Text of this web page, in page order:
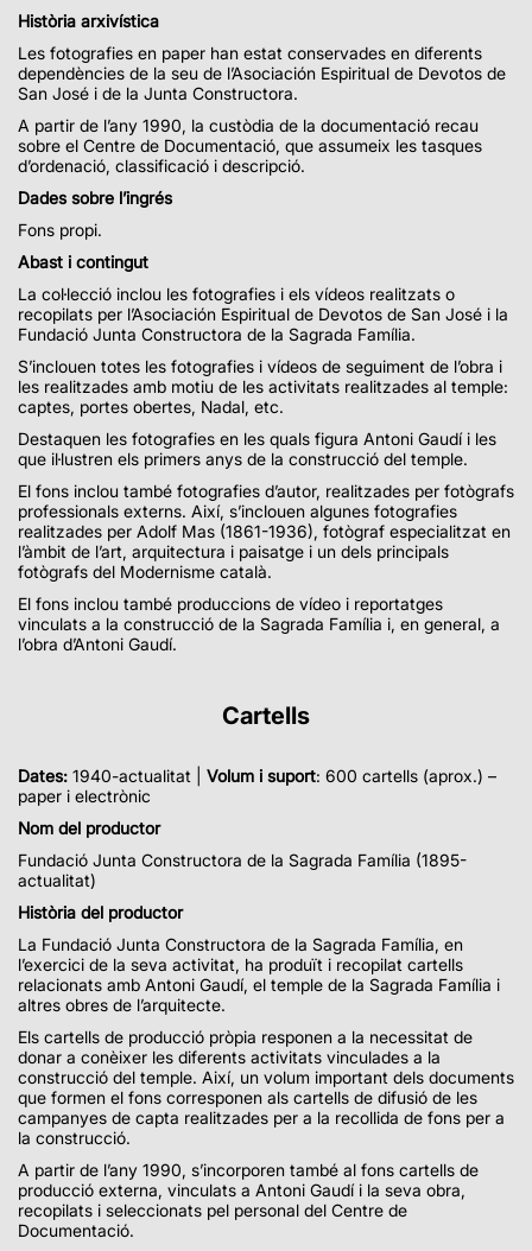
Història arxivística
Les fotografies en paper han estat conservades en diferents
dependències de la seu de l’Asociación Espiritual de Devotos de
San José i de la Junta Constructora.
A partir de l’any 1990, la custòdia de la documentació recau
sobre el Centre de Documentació, que assumeix les tasques
d’ordenació, classificació i descripció.
Dades sobre l’ingrés
Fons propi.
Abast i contingut
La col·lecció inclou les fotografies i els vídeos realitzats o
recopilats per l’Asociación Espiritual de Devotos de San José i la
Fundació Junta Constructora de la Sagrada Família.
S’inclouen totes les fotografies i vídeos de seguiment de l’obra i
les realitzades amb motiu de les activitats realitzades al temple:
captes, portes obertes, Nadal, etc.
Destaquen les fotografies en les quals figura Antoni Gaudí i les
que il·lustren els primers anys de la construcció del temple.
El fons inclou també fotografies d’autor, realitzades per fotògrafs
professionals externs. Així, s’inclouen algunes fotografies
realitzades per Adolf Mas (1861-1936), fotògraf especialitzat en
l’àmbit de l’art, arquitectura i paisatge i un dels principals
fotògrafs del Modernisme català.
El fons inclou també produccions de vídeo i reportatges
vinculats a la construcció de la Sagrada Família i, en general, a
l’obra d’Antoni Gaudí.
Cartells
Dates: 1940-actualitat | Volum i suport: 600 cartells (aprox.) –
paper i electrònic
Nom del productor
Fundació Junta Constructora de la Sagrada Família (1895-
actualitat)
Història del productor
La Fundació Junta Constructora de la Sagrada Família, en
l’exercici de la seva activitat, ha produït i recopilat cartells
relacionats amb Antoni Gaudí, el temple de la Sagrada Família i
altres obres de l’arquitecte.
Els cartells de producció pròpia responen a la necessitat de
donar a conèixer les diferents activitats vinculades a la
construcció del temple. Així, un volum important dels documents
que formen el fons corresponen als cartells de difusió de les
campanyes de capta realitzades per a la recollida de fons per a
la construcció.
A partir de l’any 1990, s’incorporen també al fons cartells de
producció externa, vinculats a Antoni Gaudí i la seva obra,
recopilats i seleccionats pel personal del Centre de
Documentació.